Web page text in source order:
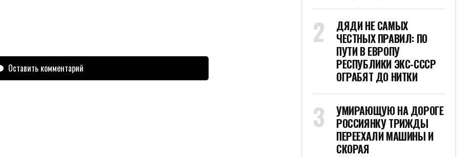
Оставить комментарий
ДЯДИ НЕ САМЫХ
ЧЕСТНЫХ ПРАВИЛ: ПО
ПУТИ В ЕВРОПУ
РЕСПУБЛИКИ ЭКС-СССР
ОГРАБЯТ ДО НИТКИ
УМИРАЮЩУЮ НА ДОРОГЕ
РОССИЯНКУ ТРИЖДЫ
ПЕРЕЕХАЛИ МАШИНЫ И
СКОРАЯ